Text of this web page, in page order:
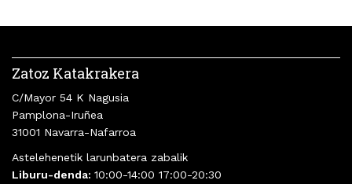
Zatoz Katakrakera
C/Mayor 54 K Nagusia
Pamplona-Iruñea
31001 Navarra-Nafarroa
Astelehenetik larunbatera zabalik
Liburu-denda: 10:00-14:00 17:00-20:30